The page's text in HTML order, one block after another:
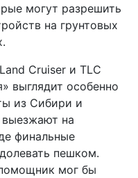
могут разрешить
на грунтовых
Cruiser и TLC
выглядит особенно
из Сибири и
выезжают на
финальные
пешком.
мог бы